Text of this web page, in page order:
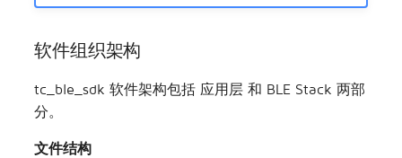
软件组织架构
tc_ble_sdk 软件架构包括 应用层 和 BLE Stack 两部
分。
文件结构